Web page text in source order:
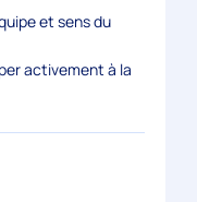
et sens du
activement à la